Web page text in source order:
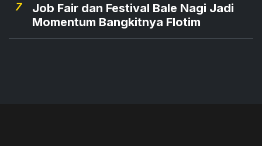
7
Job Fair dan Festival Bale Nagi Jadi
Momentum Bangkitnya Flotim